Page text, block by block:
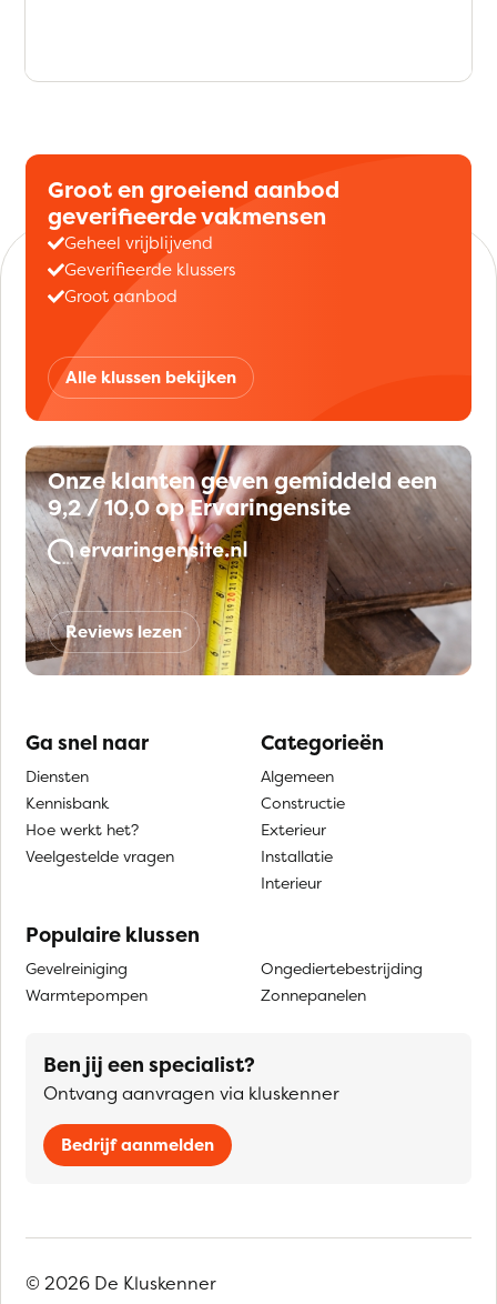
Groot en groeiend aanbod
geverifieerde vakmensen
Geheel vrijblijvend
Geverifieerde klussers
Groot aanbod
Alle klussen bekijken
Onze klanten geven gemiddeld een
9,2 / 10,0 op Ervaringensite
Reviews lezen
Ga snel naar
Diensten
Kennisbank
Hoe werkt het?
Veelgestelde vragen
Categorieën
Algemeen
Constructie
Exterieur
Installatie
Interieur
Populaire klussen
Gevelreiniging
Warmtepompen
Ongediertebestrijding
Zonnepanelen
Ben jij een specialist?
Ontvang aanvragen via kluskenner
Bedrijf aanmelden
© 2026 De Kluskenner